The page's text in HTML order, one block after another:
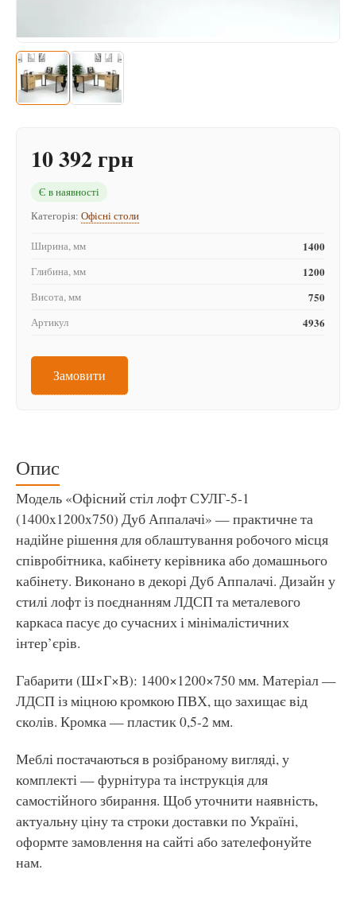
10 392 грн
Є в наявності
Категорія: Офісні столи
Ширина, мм 1400
Глибина, мм 1200
Висота, мм 750
Артикул 4936
Замовити
Опис
Модель «Офісний стіл лофт СУЛГ-5-1
(1400x1200x750) Дуб Аппалачі» — практичне та
надійне рішення для облаштування робочого місця
співробітника, кабінету керівника або домашнього
кабінету. Виконано в декорі Дуб Аппалачі. Дизайн у
стилі лофт із поєднанням ЛДСП та металевого
каркаса пасує до сучасних і мінімалістичних
інтер’єрів.
Габарити (Ш×Г×В): 1400×1200×750 мм. Матеріал —
ЛДСП із міцною кромкою ПВХ, що захищає від
сколів. Кромка — пластик 0,5-2 мм.
Меблі постачаються в розібраному вигляді, у
комплекті — фурнітура та інструкція для
самостійного збирання. Щоб уточнити наявність,
актуальну ціну та строки доставки по Україні,
оформте замовлення на сайті або зателефонуйте
нам.